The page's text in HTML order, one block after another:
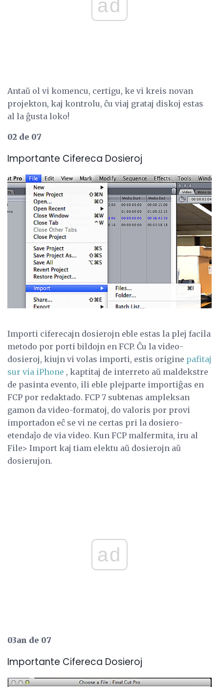
ad
Antaŭ ol vi komencu, certigu, ke vi kreis novan
projekton, kaj kontrolu, ĉu viaj grataj diskoj estas
al la ĝusta loko!
02 de 07
Importante Cifereca Dosieroj
Importi ciferecajn dosierojn eble estas la plej facila
metodo por porti bildojn en FCP. Ĉu la video-
dosieroj, kiujn vi volas importi, estis origine pafitaj
sur via iPhone , kaptitaj de interreto aŭ maldekstre
de pasinta evento, ili eble plejparte importiĝas en
FCP por redaktado. FCP 7 subtenas ampleksan
gamon da video-formatoj, do valoris por provi
importadon eĉ se vi ne certas pri la dosiero-
etendaĵo de via video. Kun FCP malfermita, iru al
File> Import kaj tiam elektu aŭ dosierojn aŭ
dosierujon.
ad
03an de 07
Importante Cifereca Dosieroj